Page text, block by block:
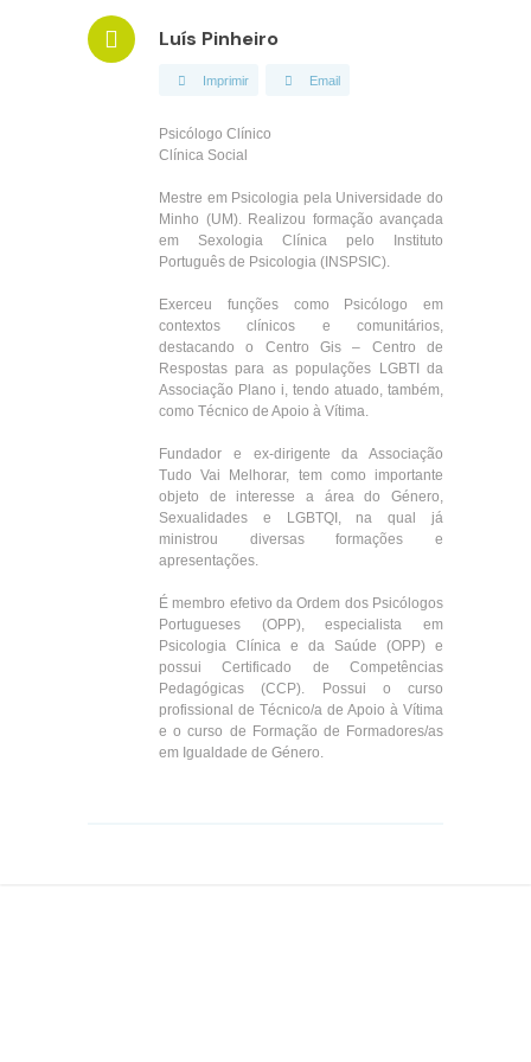
Luís Pinheiro
Imprimir Email
Psicólogo Clínico
Clínica Social
Mestre em Psicologia pela Universidade do
Minho (UM). Realizou formação avançada
em Sexologia Clínica pelo Instituto
Português de Psicologia (INSPSIC).
Exerceu funções como Psicólogo em
contextos clínicos e comunitários,
destacando o Centro Gis – Centro de
Respostas para as populações LGBTI da
Associação Plano i, tendo atuado, também,
como Técnico de Apoio à Vítima.
Fundador e ex-dirigente da Associação
Tudo Vai Melhorar, tem como importante
objeto de interesse a área do Género,
Sexualidades e LGBTQI, na qual já
ministrou diversas formações e
apresentações.
É membro efetivo da Ordem dos Psicólogos
Portugueses (OPP), especialista em
Psicologia Clínica e da Saúde (OPP) e
possui Certificado de Competências
Pedagógicas (CCP). Possui o curso
profissional de Técnico/a de Apoio à Vítima
e o curso de Formação de Formadores/as
em Igualdade de Género.